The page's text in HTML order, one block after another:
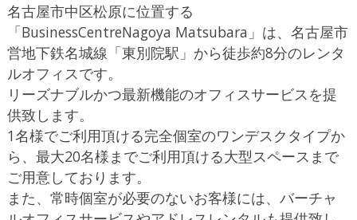
名古屋市中区松原に位置する
「BusinessCentreNagoya Matsubara」は、名古屋市
営地下鉄名城線「東別院駅」から徒歩約8分のレンタ
ルオフィスです。
リーズナブルかつ最新機能のオフィスサービスを提
供致します。
1名様でご利用頂ける完全個室のワンデスクタイプか
ら、最大20名様までご利用頂ける大型スペースまで
ご用意しております。
また、常時個室が必要のないお客様には、バーチャ